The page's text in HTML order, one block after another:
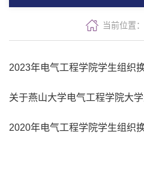
当前位置：
2023年电气工程学院学生组织
2020年电气工程学院学生组织